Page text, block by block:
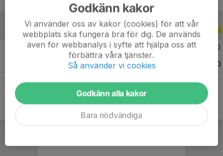
TRÄNINGSMATCHER
2026 Träningsmatcher Ettan 2026 1 0 0
0
Godkänn kakor
Vi använder oss av kakor (cookies) för att vår
webbplats ska fungera bra för dig. De används
även för webbanalys i syfte att hjälpa oss att
förbättra våra tjänster.
Så använder vi cookies
Godkänn alla kakor
Bara nödvändiga